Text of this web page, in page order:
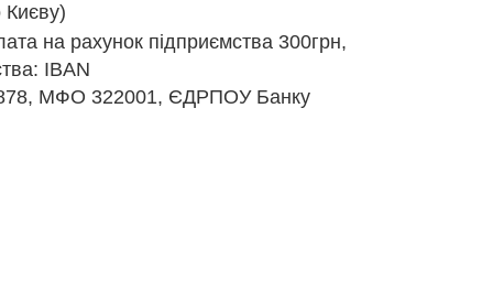
на рахунок підприємства 300грн,
IBAN
МФО 322001, ЄДРПОУ Банку